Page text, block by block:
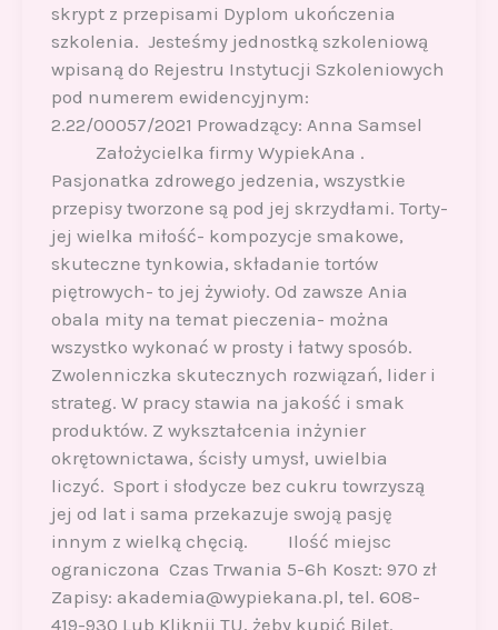
skrypt z przepisami Dyplom ukończenia
szkolenia. Jesteśmy jednostką szkoleniową
wpisaną do Rejestru Instytucji Szkoleniowych
pod numerem ewidencyjnym:
2.22/00057/2021 Prowadzący: Anna Samsel
Założycielka firmy WypiekAna .
Pasjonatka zdrowego jedzenia, wszystkie
przepisy tworzone są pod jej skrzydłami. Torty-
jej wielka miłość- kompozycje smakowe,
skuteczne tynkowia, składanie tortów
piętrowych- to jej żywioły. Od zawsze Ania
obala mity na temat pieczenia- można
wszystko wykonać w prosty i łatwy sposób.
Zwolenniczka skutecznych rozwiązań, lider i
strateg. W pracy stawia na jakość i smak
produktów. Z wykształcenia inżynier
okrętownictawa, ścisły umysł, uwielbia
liczyć. Sport i słodycze bez cukru towrzyszą
jej od lat i sama przekazuje swoją pasję
innym z wielką chęcią. Ilość miejsc
ograniczona Czas Trwania 5-6h Koszt: 970 zł
Zapisy: akademia@wypiekana.pl, tel. 608-
419-930 Lub Kliknij TU, żeby kupić Bilet.